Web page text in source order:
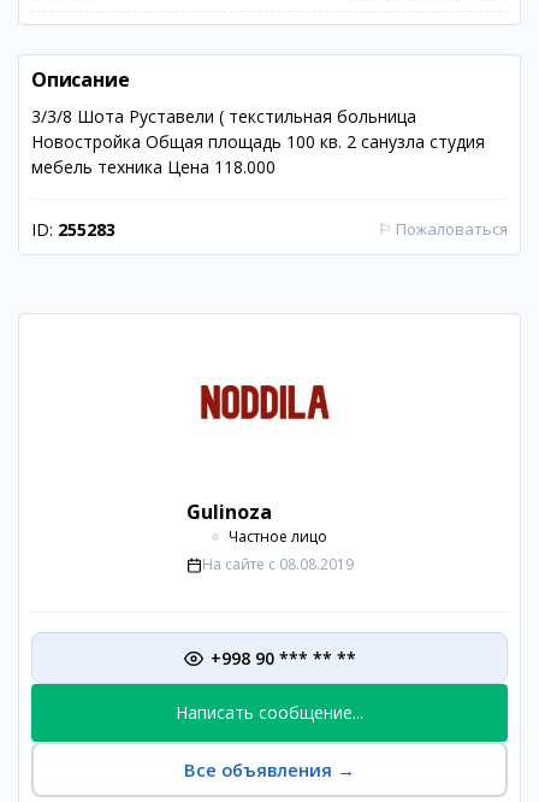
Описание
3/3/8 Шота Руставели ( текстильная больница
Новостройка Общая площадь 100 кв. 2 санузла студия
мебель техника Цена 118.000
ID: 255283 ⚐ Пожаловаться
Gulinoza
Частное лицо
На сайте с 08.08.2019
+998 90 *** ** **
Написать сообщение...
Все объявления →